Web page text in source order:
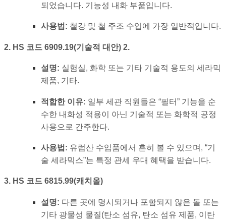
되었습니다. 기능성 내화 부품입니다.
사용법: 철강 및 철 주조 수입에 가장 일반적입니다.
2. HS 코드 6909.19(기술적 대안) 2.
설명: 실험실, 화학 또는 기타 기술적 용도의 세라믹
제품, 기타.
적합한 이유: 일부 세관 직원들은 “필터” 기능을 순
수한 내화성 적용이 아닌 기술적 또는 화학적 공정
사용으로 간주한다.
사용법: 유럽산 수입품에서 흔히 볼 수 있으며, “기
술 세라믹스”는 특정 관세 우대 혜택을 받습니다.
3. HS 코드 6815.99(캐치올)
설명: 다른 곳에 명시되거나 포함되지 않은 돌 또는
기타 광물성 물질(탄소 섬유, 탄소 섬유 제품, 이탄